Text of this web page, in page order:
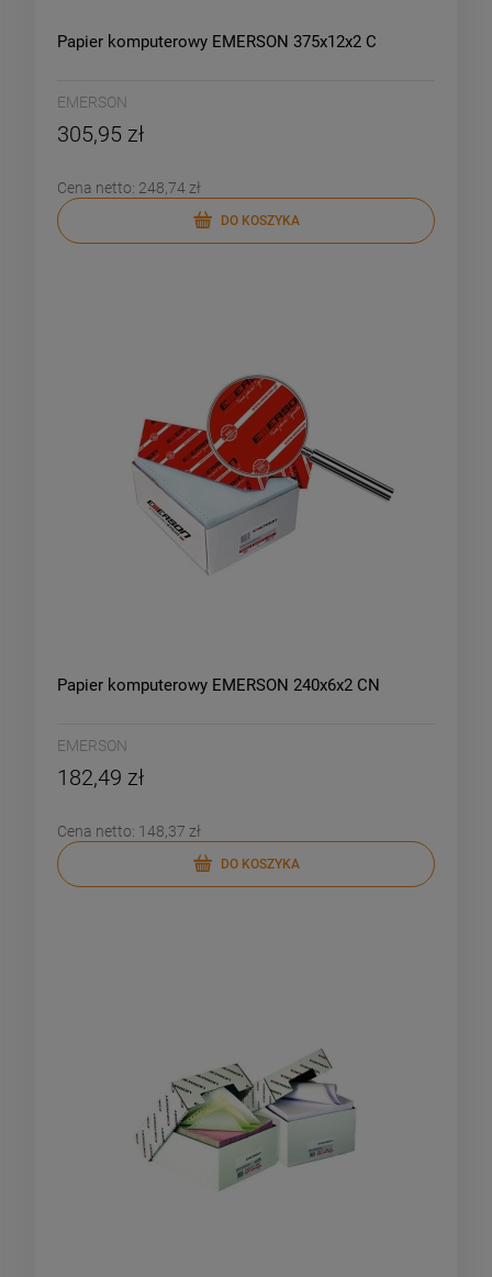
Papier komputerowy EMERSON 375x12x2 C
EMERSON
305,95 zł
Cena netto: 248,74 zł
DO KOSZYKA
Papier komputerowy EMERSON 240x6x2 CN
EMERSON
182,49 zł
Cena netto: 148,37 zł
DO KOSZYKA